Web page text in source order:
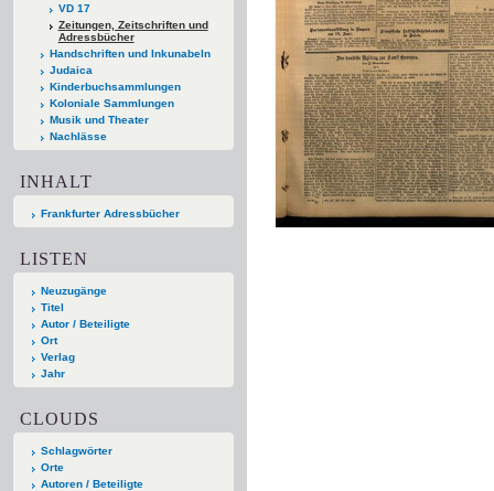
VD 17
Zeitungen, Zeitschriften und
Adressbücher
Handschriften und Inkunabeln
Judaica
Kinderbuchsammlungen
Koloniale Sammlungen
Musik und Theater
Nachlässe
INHALT
Frankfurter Adressbücher
LISTEN
Neuzugänge
Titel
Autor / Beteiligte
Ort
Verlag
Jahr
CLOUDS
Schlagwörter
Orte
Autoren / Beteiligte